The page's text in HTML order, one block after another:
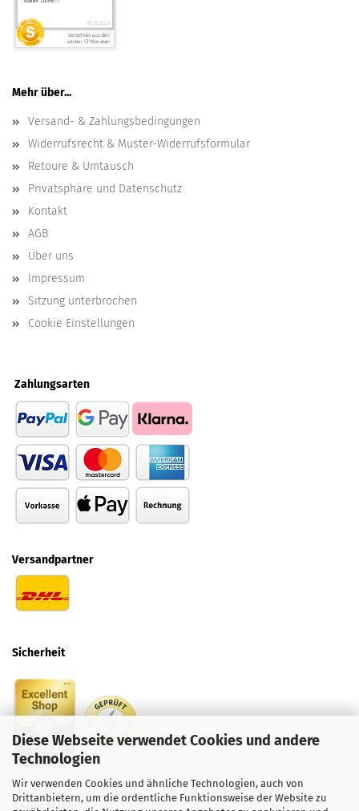
Diese Webseite verwendet Cookies und andere
Technologien
Wir verwenden Cookies und ähnliche Technologien, auch von
Drittanbietern, um die ordentliche Funktionsweise der Website zu
Mehr über...
Versand- & Zahlungsbedingungen
Widerrufsrecht & Muster-Widerrufsformular
Retoure & Umtausch
Privatsphäre und Datenschutz
Kontakt
AGB
Über uns
Impressum
Sitzung unterbrochen
Cookie Einstellungen
Zahlungsarten
Versandpartner
Sicherheit
Social Media